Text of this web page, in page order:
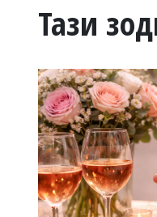
ВОЙНАТА
УКРАЙНА
СПОРТ
РАЗСЛЕДВАНЕ
БИЗНЕС
Тази